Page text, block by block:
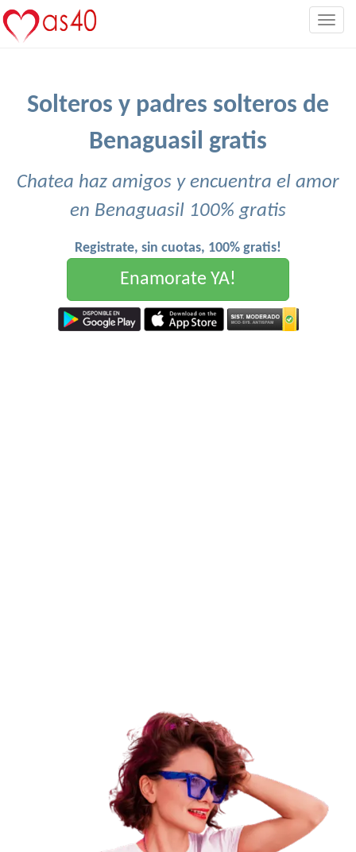
Solteros y padres solteros de
Benaguasil gratis
Chatea haz amigos y encuentra el amor
en Benaguasil 100% gratis
Registrate, sin cuotas, 100% gratis!
Enamorate YA!